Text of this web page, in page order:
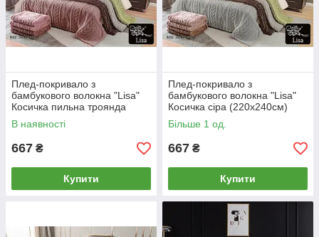
Плед-покривало з
бамбукового волокна "Lisa"
Косичка пильна троянда
(220x240cм)
В наявності
667 ₴
Купити
Плед-покривало з
бамбукового волокна "Lisa"
Косичка сіра (220x240cм)
Більше 1 од.
667 ₴
Купити